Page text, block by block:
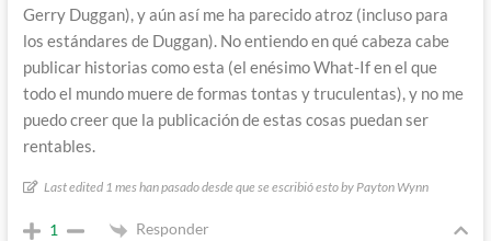
Gerry Duggan), y aún así me ha parecido atroz (incluso para
los estándares de Duggan). No entiendo en qué cabeza cabe
publicar historias como esta (el enésimo What-If en el que
todo el mundo muere de formas tontas y truculentas), y no me
puedo creer que la publicación de estas cosas puedan ser
rentables.
Last edited 1 mes han pasado desde que se escribió esto by Payton Wynn
1 Responder